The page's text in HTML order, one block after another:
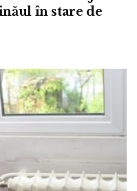
în stare de